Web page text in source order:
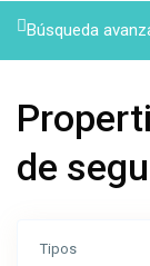
Búsqueda
de
Tipos